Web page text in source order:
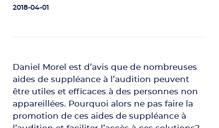
2018-04-01
Daniel Morel est d’avis que de nombreuses
aides de suppléance à l’audition peuvent
être utiles et efficaces à des personnes non
appareillées. Pourquoi alors ne pas faire la
promotion de ces aides de suppléance à